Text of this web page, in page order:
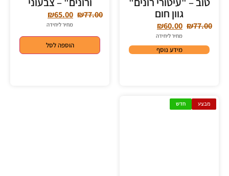
גוון חום
₪77.00
₪60.00
מחיר ליחידה
מידע נוסף
₪77.00
₪65.00
מחיר ליחידה
הוספה לסל
מבצע חדש